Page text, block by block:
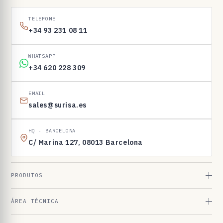
8
TELEFONE
+34 93 231 08 11
WHATSAPP
+34 620 228 309
EMAIL
sales@surisa.es
HQ · BARCELONA
C/ Marina 127, 08013 Barcelona
PRODUTOS
ÁREA TÉCNICA